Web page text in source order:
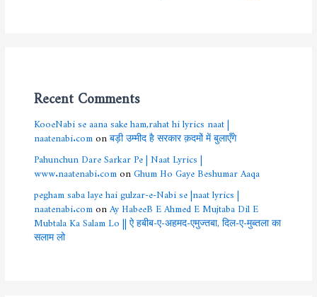
Recent Comments
KooeNabi se aana sake ham,rahat hi lyrics naat |
naatenabi.comonबड़ी उम्मीद है सरकार क़दमों में बुलाएँगे
Pahunchun Dare Sarkar Pe | Naat Lyrics |
www.naatenabi.comonGhum Ho Gaye Beshumar Aaqa
pegham saba laye hai gulzar-e-Nabi se |naat lyrics |
naatenabi.comonAy HabeeB E Ahmed E Mujtaba Dil E
Mubtala Ka Salam Lo || ऐ हबीब-ए-अहमद-एमुज्तबा, दिल-ए-मुब्तला का
सलाम लो